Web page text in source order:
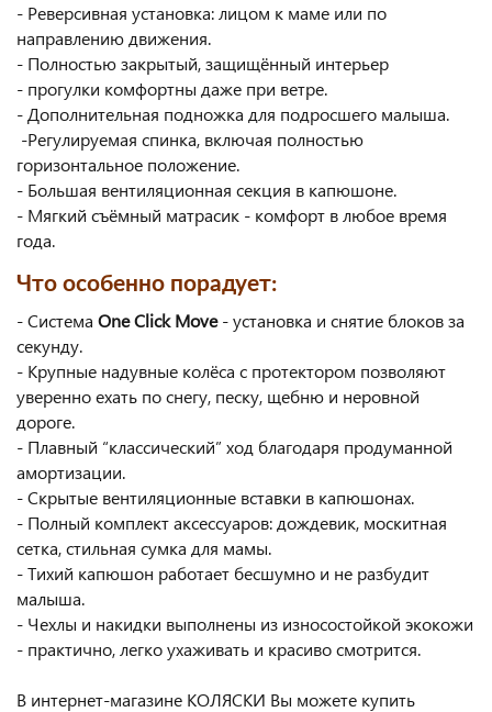
- Реверсивная установка: лицом к маме или по
направлению движения.
- Полностью закрытый, защищённый интерьер
- прогулки комфортны даже при ветре.
- Дополнительная подножка для подросшего малыша.
-Регулируемая спинка, включая полностью
горизонтальное положение.
- Большая вентиляционная секция в капюшоне.
- Мягкий съёмный матрасик - комфорт в любое время
года.
Что особенно порадует:
- Система One Click Move- установка и снятие блоков за
секунду.
- Крупные надувные колёса с протектором позволяют
уверенно ехать по снегу, песку, щебню и неровной
дороге.
- Плавный “классический” ход благодаря продуманной
амортизации.
- Скрытые вентиляционные вставки в капюшонах.
- Полный комплект аксессуаров: дождевик, москитная
сетка, стильная сумка для мамы.
- Тихий капюшон работает бесшумно и не разбудит
малыша.
- Чехлы и накидки выполнены из износостойкой экокожи
- практично, легко ухаживать и красиво смотрится.
В интернет-магазине КОЛЯСКИ Вы можете купить